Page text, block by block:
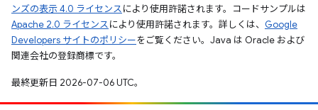
ンズの表示 4.0 ライセンスにより使用許諾されます。コードサンプルは
Apache 2.0 ライセンスにより使用許諾されます。詳しくは、 Google
Developers サイトのポリシーをご覧ください。Java は Oracle および
関連会社の登録商標です。
最終更新日 2026-07-06 UTC。